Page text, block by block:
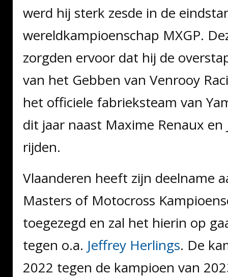
werd hij sterk zesde in de
wereldkampioenschap MXGP.
zorgden ervoor dat hij de
van het Gebben van Venrooy
het officiele fabrieksteam van
dit jaar naast Maxime Renaux en
rijden.
Vlaanderen heeft zijn deelname
Masters of Motocross
toegezegd en zal het hierin op
tegen o.a. Jeffrey Herlings. De
2022 tegen de kampioen van